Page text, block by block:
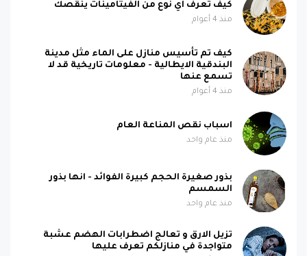
كيف تعرف اي نوع من الفيتامينات ينقصك
منذ 4 أعوام
كيف تم تأسيس منازل على الماء مثل مدينة
البندقية الايطالية - معلومات تاريخية قد لا
تسمع عنها
منذ 4 أعوام
اسباب نقص المناعة العام
منذ عام واحد
بذور صغيرة الحجم كبيرة الفوائد - انها بذور
السمسم
منذ عام واحد
تزيل الارق و تعالج اضطرابات الهضم عشبة
متواجدة في منازلكم تعرف عليها